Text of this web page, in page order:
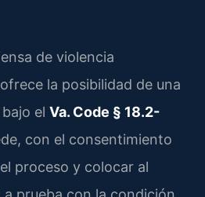
de violencia
la posibilidad de una
el Va. Code § 18.2-
con el consentimiento
proceso y colocar al